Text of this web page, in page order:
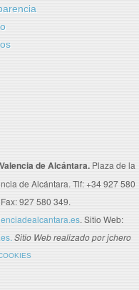
de Alcántara. Plaza de la
de Alcántara. Tlf: +34 927 580
927 580 349.
. Sitio Web:
Sitio Web realizado por jchero